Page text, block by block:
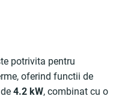
potrivita pentru
oferind functii de
4.2 kW, combinat cu o